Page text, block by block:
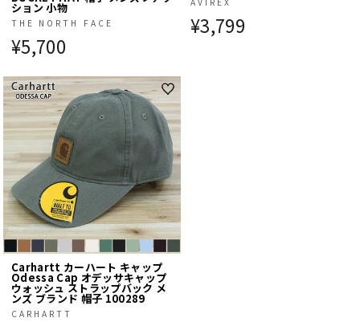
ション 小物
THE NORTH FACE
¥5,700
¥3,799
Carhartt カーハート キャップ
Odessa Cap オデッサキャップ
ウォッシュ ストラップバック メ
ンズ ブランド 帽子 100289
CARHARTT